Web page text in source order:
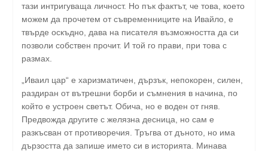
тази интригуваща личност. Но пък фактът, че това, което
можем да прочетем от съвременниците на Ивайло, е
твърде оскъдно, дава на писателя възможността да си
позволи собствен прочит. И той го прави, при това с
размах.
„Иваил цар“ е харизматичен, дързък, непокорен, силен,
раздиран от вътрешни борби и съмнения в начина, по
който е устроен светът. Обича, но е воден от гняв.
Предвожда другите с желязна десница, но сам е
разкъсван от противоречия. Тръгва от дъното, но има
дързостта да запише името си в историята. Минава